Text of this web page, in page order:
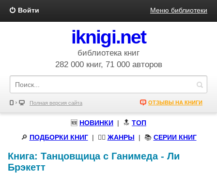
Войти Меню библиотеки
iknigi.net
библиотека книг
282 000 книг, 71 000 авторов
Полная версия сайта ОТЗЫВЫ НА КНИГИ
🆕 НОВИНКИ | 🔝 ТОП
🔎 ПОДБОРКИ КНИГ| 🧝‍♀️ ЖАНРЫ | 📚 СЕРИИ КНИГ
Книга: Танцовщица с Ганимеда- Ли
Брэкетт